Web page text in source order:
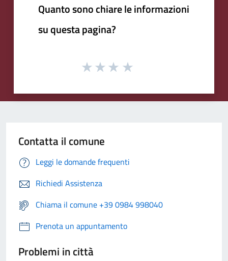
Quanto sono chiare le informazioni
su questa pagina?
Contatta il comune
Leggi le domande frequenti
Richiedi Assistenza
Chiama il comune +39 0984 998040
Prenota un appuntamento
Problemi in città